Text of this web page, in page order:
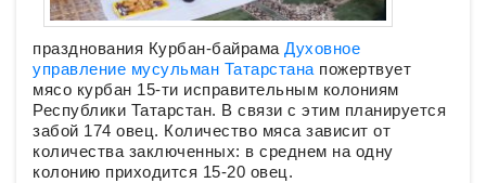
празднования Курбан-байрама Духовное
управление мусульман Татарстана пожертвует
мясо курбан 15-ти исправительным колониям
Республики Татарстан. В связи с этим планируется
забой 174 овец. Количество мяса зависит от
количества заключенных: в среднем на одну
колонию приходится 15-20 овец.